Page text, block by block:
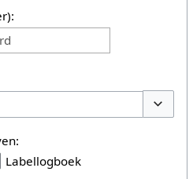
Labellogboek